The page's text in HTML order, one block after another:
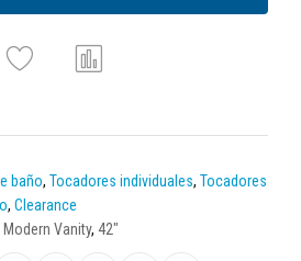
baño, Tocadores individuales, Tocadores
, Clearance
Modern Vanity, 42"